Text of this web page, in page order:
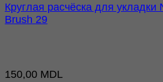
Круглая расчёска для
Brush 29
150,00 MDL